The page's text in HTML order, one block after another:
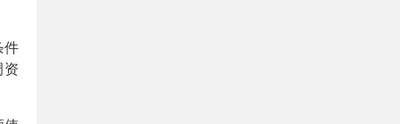
件
资